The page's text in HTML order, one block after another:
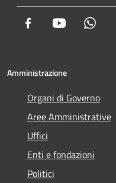
Facebook Youtube
Amministrazione
Organi di Governo
Aree Amministrative
Uffici
Enti e fondazioni
Politici